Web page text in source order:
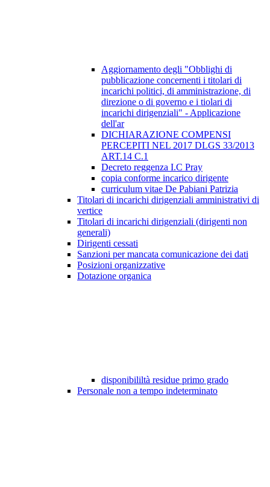
Aggiornamento degli "Obblighi di
pubblicazione concernenti i titolari di
incarichi politici, di amministrazione, di
direzione o di governo e i tiolari di
incarichi dirigenziali" - Applicazione
dell'ar
DICHIARAZIONE COMPENSI
PERCEPITI NEL 2017 DLGS 33/2013
ART.14 C.1
Decreto reggenza I.C Pray
copia conforme incarico dirigente
curriculum vitae De Pabiani Patrizia
Titolari di incarichi dirigenziali amministrativi di
vertice
Titolari di incarichi dirigenziali (dirigenti non
generali)
Dirigenti cessati
Sanzioni per mancata comunicazione dei dati
Posizioni organizzative
Dotazione organica
disponibililtà residue primo grado
Personale non a tempo indeterminato